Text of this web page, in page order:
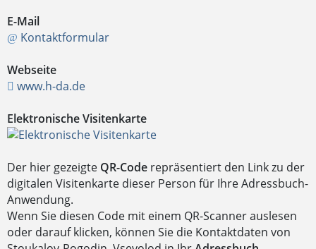
E-Mail
Kontaktformular
Webseite
www.h-da.de
Elektronische Visitenkarte
Der hier gezeigte QR-Code repräsentiert den Link zu der
digitalen Visitenkarte dieser Person für Ihre Adressbuch-
Anwendung.
Wenn Sie diesen Code mit einem QR-Scanner auslesen
oder darauf klicken, können Sie die Kontaktdaten von